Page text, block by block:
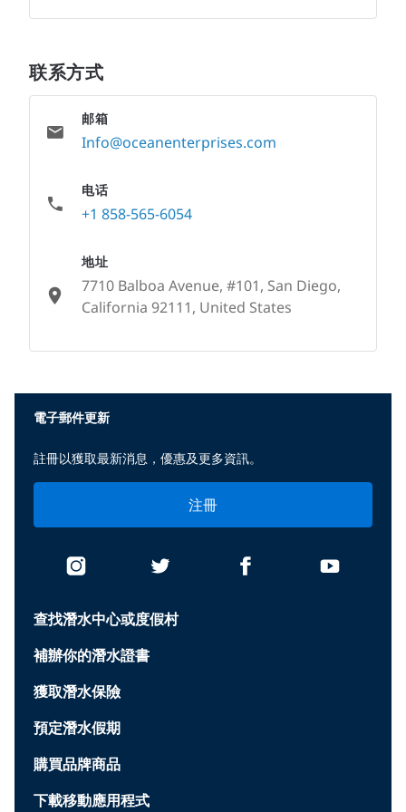
联系方式
邮箱
Info@oceanenterprises.com
电话
+1 858-565-6054
地址
7710 Balboa Avenue, #101, San Diego,
California 92111, United States
查找潛水中心或度假村
補辦你的潛水證書
獲取潛水保險
預定潛水假期
購買品牌商品
下載移動應用程式
電子郵件更新
註冊以獲取最新消息，優惠及更多資訊。
注冊